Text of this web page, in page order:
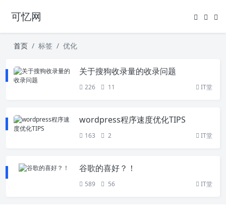
可忆网
首页 标签 优化
关于搜狗收录量的收录问题
226 11 IT堂
wordpress程序速度优化TIPS
163 2 IT堂
谷歌的喜好？！
589 56 IT堂